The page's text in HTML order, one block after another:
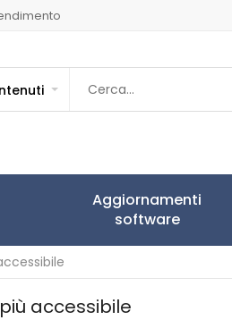
Aggiornamenti
software
accessibile